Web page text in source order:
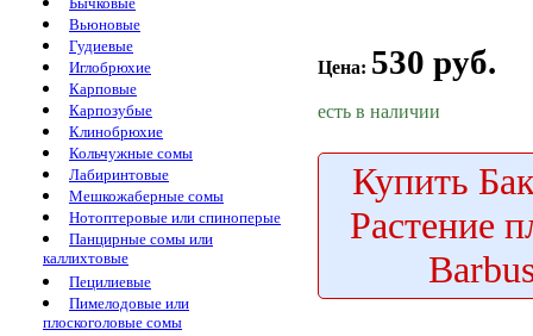
Вьюновые
Гудиевые
Иглобрюхие
Карповые
Карпозубые
Клинобрюхие
Кольчужные сомы
Лабиринтовые
Мешкожаберные сомы
Нотоптеровые или спиноперые
Панцирные сомы или
каллихтовые
Пецилиевые
Пимелодовые или
плоскоголовые сомы
Цена: 530 руб.
есть в наличии
Купить
Растение